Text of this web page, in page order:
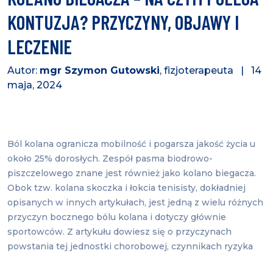
KONTUZJA? PRZYCZYNY, OBJAWY I
LECZENIE
Autor: mgr Szymon Gutowski, fizjoterapeuta | 14
maja, 2024
Ból kolana ogranicza mobilność i pogarsza jakość życia u
około 25% dorosłych. Zespół pasma biodrowo-
piszczelowego znane jest również jako kolano biegacza.
Obok tzw. kolana skoczka i łokcia tenisisty, dokładniej
opisanych w innych artykułach, jest jedną z wielu różnych
przyczyn bocznego bólu kolana i dotyczy głównie
sportowców. Z artykułu dowiesz się o przyczynach
powstania tej jednostki chorobowej, czynnikach ryzyka